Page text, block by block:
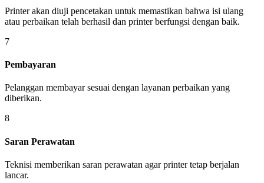
Printer akan diuji pencetakan untuk memastikan bahwa isi ulang
atau perbaikan telah berhasil dan printer berfungsi dengan baik.
7
Pembayaran
Pelanggan membayar sesuai dengan layanan perbaikan yang
diberikan.
8
Saran Perawatan
Teknisi memberikan saran perawatan agar printer tetap berjalan
lancar.